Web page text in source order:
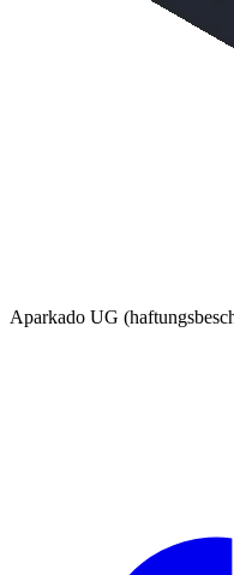
Aparkado UG